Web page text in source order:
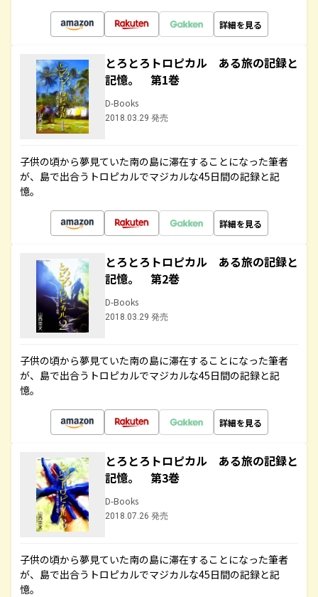
詳細を見る
とろとろトロピカル ある旅の記録と
記憶。 第1巻
D-Books
2018.03.29 発売
子供の頃から夢見ていた南の島に滞在することになった筆者
が、島で出合うトロピカルでマジカルな45日間の記録と記
憶。
詳細を見る
とろとろトロピカル ある旅の記録と
記憶。 第2巻
D-Books
2018.03.29 発売
子供の頃から夢見ていた南の島に滞在することになった筆者
が、島で出合うトロピカルでマジカルな45日間の記録と記
憶。
詳細を見る
とろとろトロピカル ある旅の記録と
記憶。 第3巻
D-Books
2018.07.26 発売
子供の頃から夢見ていた南の島に滞在することになった筆者
が、島で出合うトロピカルでマジカルな45日間の記録と記
憶。